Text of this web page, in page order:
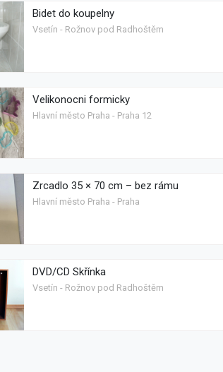
Bidet do koupelny
Vsetín - Rožnov pod Radhoštěm
Velikonocni formicky
Hlavní město Praha - Praha 12
Zrcadlo 35 × 70 cm – bez rámu
Hlavní město Praha - Praha
DVD/CD Skřínka
Vsetín - Rožnov pod Radhoštěm